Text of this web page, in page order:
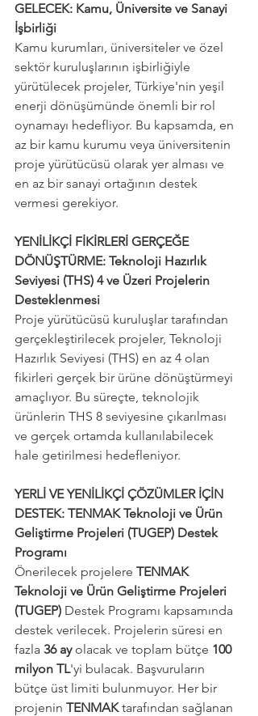
GELECEK: Kamu, Üniversite ve Sanayi
İşbirliği
Kamu kurumları, üniversiteler ve özel
sektör kuruluşlarının işbirliğiyle
yürütülecek projeler, Türkiye'nin yeşil
enerji dönüşümünde önemli bir rol
oynamayı hedefliyor. Bu kapsamda, en
az bir kamu kurumu veya üniversitenin
proje yürütücüsü olarak yer alması ve
en az bir sanayi ortağının destek
vermesi gerekiyor.
YENİLİKÇİ FİKİRLERİ GERÇEĞE
DÖNÜŞTÜRME: Teknoloji Hazırlık
Seviyesi (THS) 4 ve Üzeri Projelerin
Desteklenmesi
Proje yürütücüsü kuruluşlar tarafından
gerçekleştirilecek projeler, Teknoloji
Hazırlık Seviyesi (THS) en az 4 olan
fikirleri gerçek bir ürüne dönüştürmeyi
amaçlıyor. Bu süreçte, teknolojik
ürünlerin THS 8 seviyesine çıkarılması
ve gerçek ortamda kullanılabilecek
hale getirilmesi hedefleniyor.
YERLİ VE YENİLİKÇİ ÇÖZÜMLER İÇİN
DESTEK: TENMAK Teknoloji ve Ürün
Geliştirme Projeleri (TUGEP) Destek
Programı
Önerilecek projelere TENMAK
Teknoloji ve Ürün Geliştirme Projeleri
(TUGEP) Destek Programı kapsamında
destek verilecek. Projelerin süresi en
fazla 36 ay olacak ve toplam bütçe 100
milyon TL'yi bulacak. Başvuruların
bütçe üst limiti bulunmuyor. Her bir
projenin TENMAK tarafından sağlanan